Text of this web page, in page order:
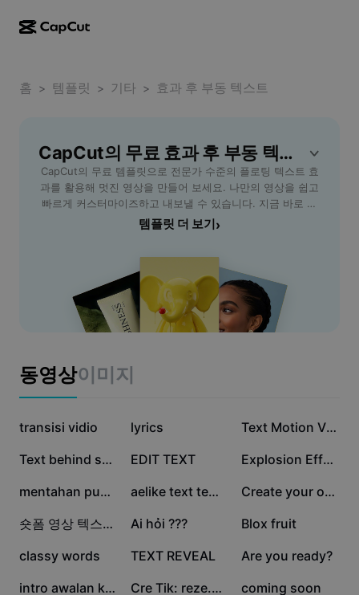
CapCut 데스크톱
CapCut Pad
CapCut 모바일
동영상 스튜디오
AI 동영상 생성기
AI 이미지 생성기
Dreamina Seedance 2.5
Nano Banana Pro
동영상 에디터 및 생성기
이미지 에디터 및 생성기
음성 생성기 및 에디터
사용 사례
마케팅
소셜 미디어 템플릿
더 보기
효과 템플릿
산업 템플릿
요약 템플릿
이니셔티브
제휴 사용자
크리에이티브 파트너 프로그램
CapCut 크리에이티브 캠퍼스
보안 센터
고객 지원 센터
CapCut 서비스 약관 정보
Dreamina Seedance 2.0 Launch
홈 > 템플릿 > 기타 > 효과 후 부동 텍스트
CapCut의 무료 효과 후 부동 텍스트 템플릿
CapCut의 무료 템플릿으로 전문가 수준의 플로팅 텍스트 효
과를 활용해 멋진 영상을 만들어 보세요. 나만의 영상을 쉽고
빠르게 커스터마이즈하고 내보낼 수 있습니다. 지금 바로 사
용해 보세요!
템플릿 더 보기 ›
동영상이미지
7.9만
transisi vidio 7.8만
lyrics 7.1만 Text Motion Video JJ
4.3만 Text behind subject 2.2만
EDIT TEXT 1.8만 Explosion Effect
1.5만 mentahan push up! 1.1만 aelike text template 9.7천 Create your own edit
6.5천 숏폼 영상 텍스트효과 5.5천
Ai hỏi ??? 3.1천
Blox fruit
2.3천
classy words 2.3천
TEXT REVEAL 1.7천
Are you ready?
1.2천 intro awalan kece 903 Cre Tik: reze.0610 527
coming soon